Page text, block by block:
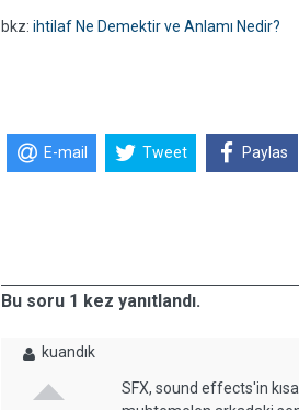
bkz: ihtilaf Ne Demektir ve Anlamı Nedir?
E-mail Tweet Paylas
Bu soru 1 kez yanıtlandı.
kuandık
SFX, sound effects'in